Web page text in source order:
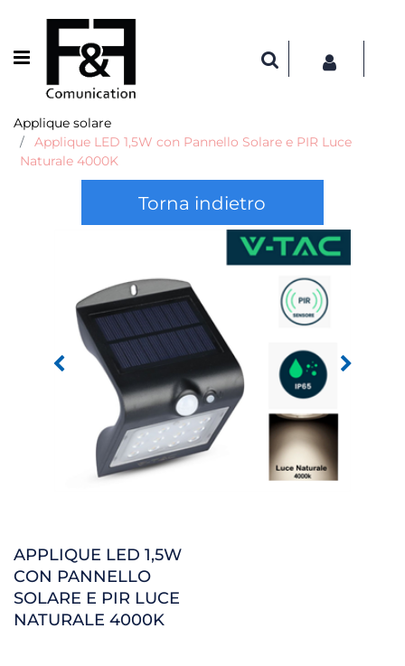
Open menu
Applique solare
Applique LED 1,5W con Pannello Solare e PIR Luce
Naturale 4000K
Torna indietro
APPLIQUE LED 1,5W
CON PANNELLO
SOLARE E PIR LUCE
NATURALE 4000K